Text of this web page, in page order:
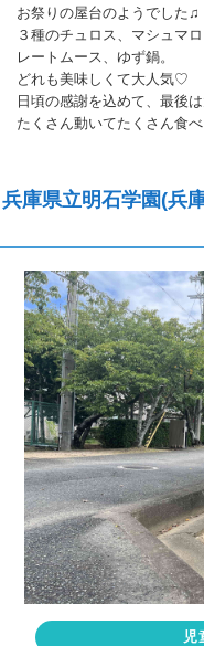
お祭りの屋台のようでした♫
３種のチュロス、マシュマ
レートムース、ゆず鍋。
どれも美味しくて大人気♡
日頃の感謝を込めて、最後
たくさん動いてたくさん食
兵庫県立明石学園(兵
児